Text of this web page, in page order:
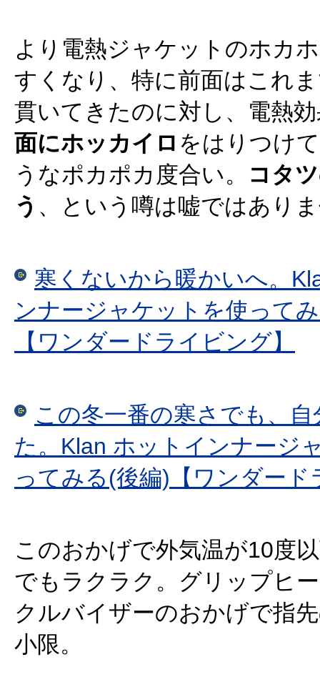
より電熱ジャケットのホカ
すくなり、特に前面はこれ
貫いてきたのに対し、電熱
面にホッカイロ をはりつけ
うなポカポカ度合い。
コタ
う 、という噂は嘘ではあり
寒くないから暖かいへ。
ンナージャケットを使って
【ワンダードライビング】
この冬一番の寒さでも、
た。Klan ホットインナージ
ってみる(後編)【ワンダード
このおかげで外気温が10度
でもラクラク。グリップヒ
クルバイザーのおかげで指
小限。